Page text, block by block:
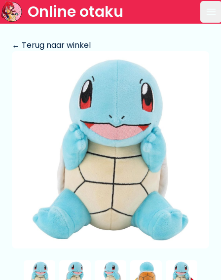
Online otaku
← Terug naar winkel